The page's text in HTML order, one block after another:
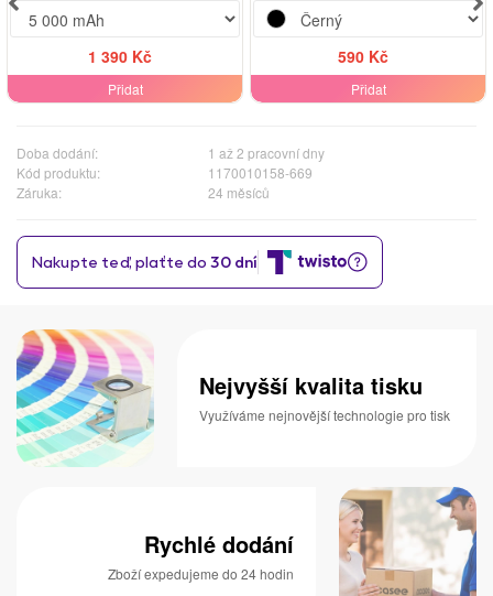
1 390 Kč
Přidat
590 Kč
Přidat
Doba dodání:
1 až 2 pracovní dny
Kód produktu:
1170010158-669
Záruka:
24 měsíců
Nejvyšší kvalita tisku
Využíváme nejnovější technologie pro tisk
Rychlé dodání
Zboží expedujeme do 24 hodin